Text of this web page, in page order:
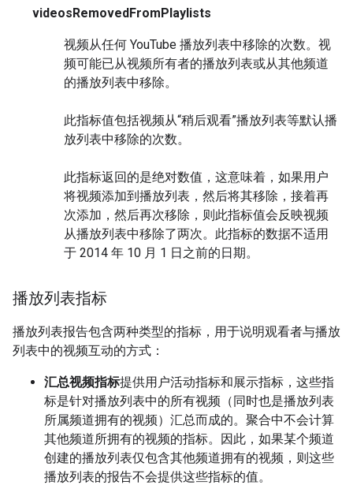
videosRemovedFromPlaylists
视频从任何 YouTube 播放列表中移除的次数。视
频可能已从视频所有者的播放列表或从其他频道
的播放列表中移除。
此指标值包括视频从“稍后观看”播放列表等默认播
放列表中移除的次数。
此指标返回的是绝对数值，这意味着，如果用户
将视频添加到播放列表，然后将其移除，接着再
次添加，然后再次移除，则此指标值会反映视频
从播放列表中移除了两次。此指标的数据不适用
于 2014 年 10 月 1 日之前的日期。
播放列表指标
播放列表报告包含两种类型的指标，用于说明观看者与播放
列表中的视频互动的方式：
汇总视频指标提供用户活动指标和展示指标，这些指
标是针对播放列表中的所有视频（同时也是播放列表
所属频道拥有的视频）汇总而成的。聚合中不会计算
其他频道所拥有的视频的指标。因此，如果某个频道
创建的播放列表仅包含其他频道拥有的视频，则这些
播放列表的报告不会提供这些指标的值。